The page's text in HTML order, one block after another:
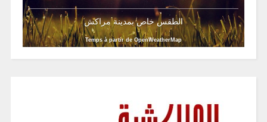
الطقس خاص بمدينة مراكش
Temps à partir de OpenWeatherMap